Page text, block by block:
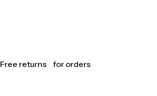
Free returns for orders